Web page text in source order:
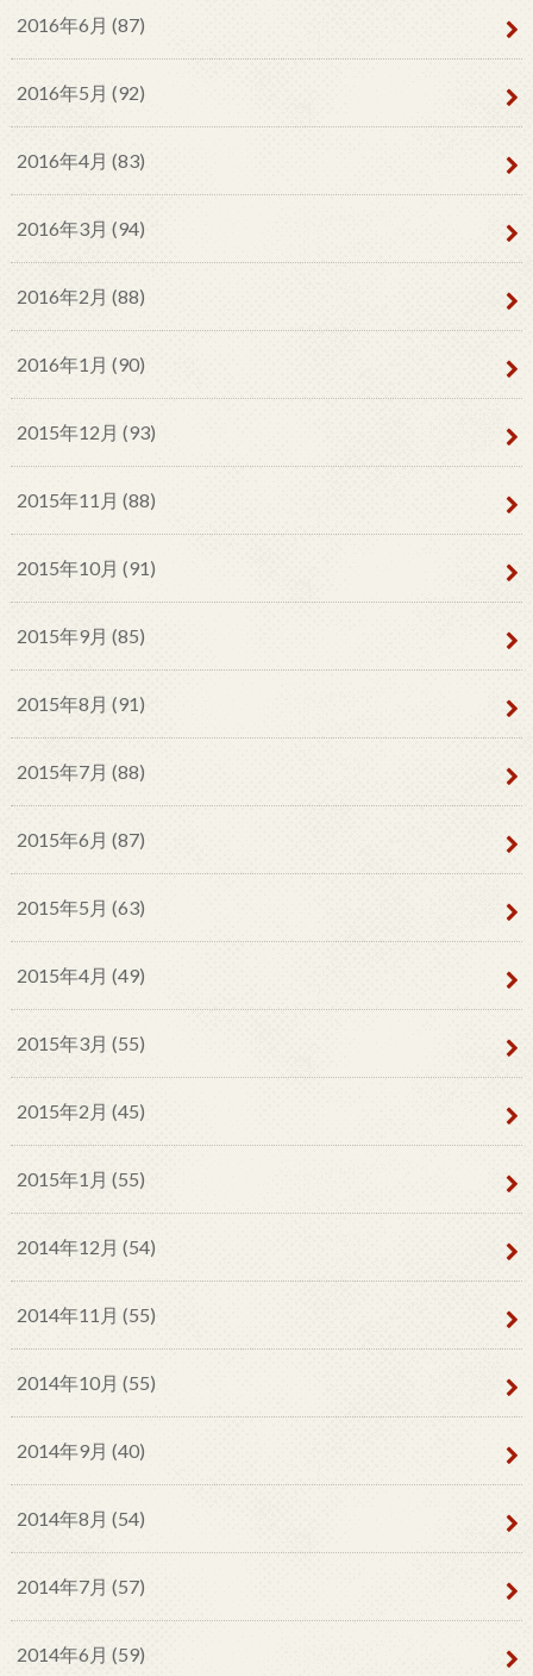
2016年6月 (87)
2016年5月 (92)
2016年4月 (83)
2016年3月 (94)
2016年2月 (88)
2016年1月 (90)
2015年12月 (93)
2015年11月 (88)
2015年10月 (91)
2015年9月 (85)
2015年8月 (91)
2015年7月 (88)
2015年6月 (87)
2015年5月 (63)
2015年4月 (49)
2015年3月 (55)
2015年2月 (45)
2015年1月 (55)
2014年12月 (54)
2014年11月 (55)
2014年10月 (55)
2014年9月 (40)
2014年8月 (54)
2014年7月 (57)
2014年6月 (59)